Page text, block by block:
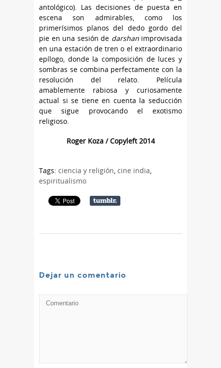
antológico). Las decisiones de puesta en
escena son admirables, como los
primerísimos planos del dedo gordo del
pie en una sesión de darshanimprovisada
en una estación de tren o el extraordinario
epílogo, donde la composición de luces y
sombras se combina perfectamente con la
resolución del relato. Película
amablemente rabiosa y curiosamente
actual si se tiene en cuenta la seducción
que sigue provocando el exotismo
religioso.
Roger Koza / Copyleft 2014
Tags: ciencia y religión, cine india,
espiritualismo
Dejar un comentario